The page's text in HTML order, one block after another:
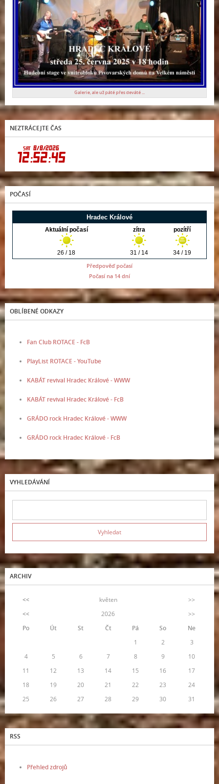
Galerie, ale už páté přes deváté ...
NEZTRÁCEJTE ČAS
POČASÍ
Předpověď počasí
Počasí na 14 dní
OBLÍBENÉ ODKAZY
Fan Club ROTACE - FcB
PlayList ROTACE - YouTube
KABÁT revival Hradec Králové - WWW
KABÁT revival Hradec Králové - FcB
GRÁDO rock Hradec Králové - WWW
GRÁDO rock Hradec Králové - FcB
VYHLEDÁVÁNÍ
ARCHIV
<< květen
>>
<<
2026
>>
Po
Út St Čt Pá So
Ne
1
2
3
4
5 6 7 8 9
10
11
12 13 14 15 16
17
18
19 20 21 22 23
24
25
26 27 28 29 30 31
RSS
Přehled zdrojů